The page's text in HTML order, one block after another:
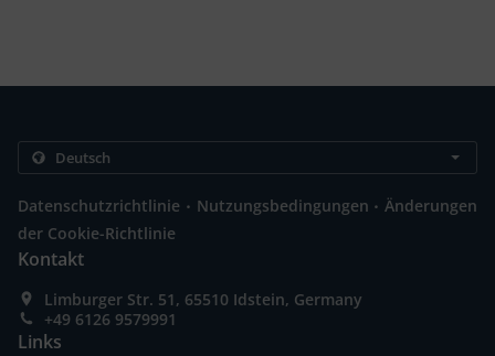
Datenschutzrichtlinie . Nutzungsbedingungen . Änderungen
der Cookie-Richtlinie
Kontakt
Limburger Str. 51, 65510 Idstein, Germany
+49 6126 9579991
Links